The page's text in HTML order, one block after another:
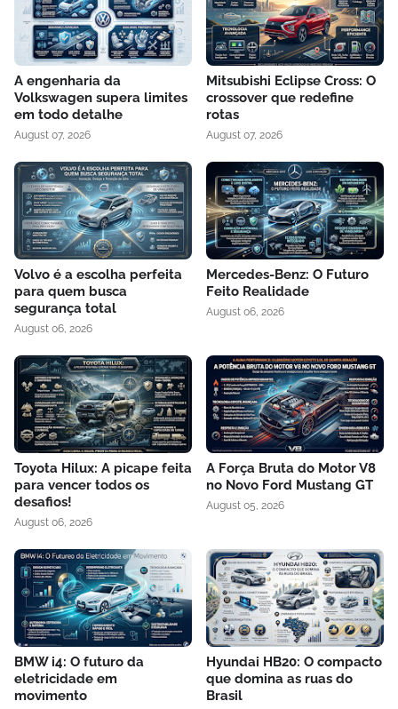
A engenharia da
Volkswagen supera limites
em todo detalhe
August 07, 2026
Mitsubishi Eclipse Cross: O
crossover que redefine
rotas
August 07, 2026
Volvo é a escolha perfeita
para quem busca
segurança total
August 06, 2026
Mercedes-Benz: O Futuro
Feito Realidade
August 06, 2026
Toyota Hilux: A picape feita
para vencer todos os
desafios!
August 06, 2026
A Força Bruta do Motor V8
no Novo Ford Mustang GT
August 05, 2026
BMW i4: O futuro da
eletricidade em
movimento
Hyundai HB20: O compacto
que domina as ruas do
Brasil